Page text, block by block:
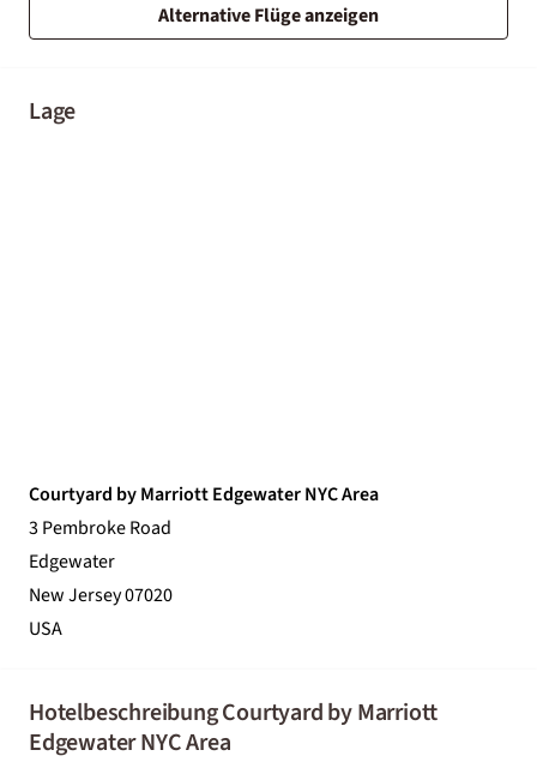
Alternative Flüge anzeigen
Lage
Courtyard by Marriott Edgewater NYC Area
3 Pembroke Road
Edgewater
New Jersey 07020
USA
Hotelbeschreibung Courtyard by Marriott
Edgewater NYC Area